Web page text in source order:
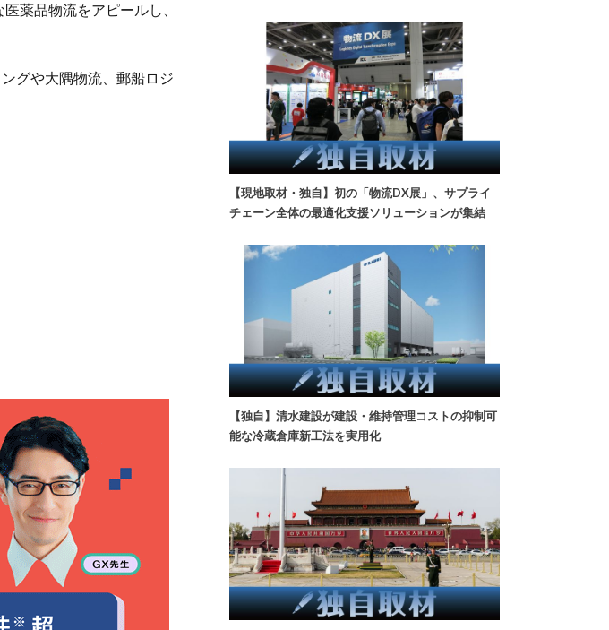
薬品物流をアピールし、
グや大隅物流、郵船ロジ
【現地取材・独自】初の「物流DX展」、サプライ
チェーン全体の最適化支援ソリューションが集結
【独自】清水建設が建設・維持管理コストの抑制可
能な冷蔵倉庫新工法を実用化